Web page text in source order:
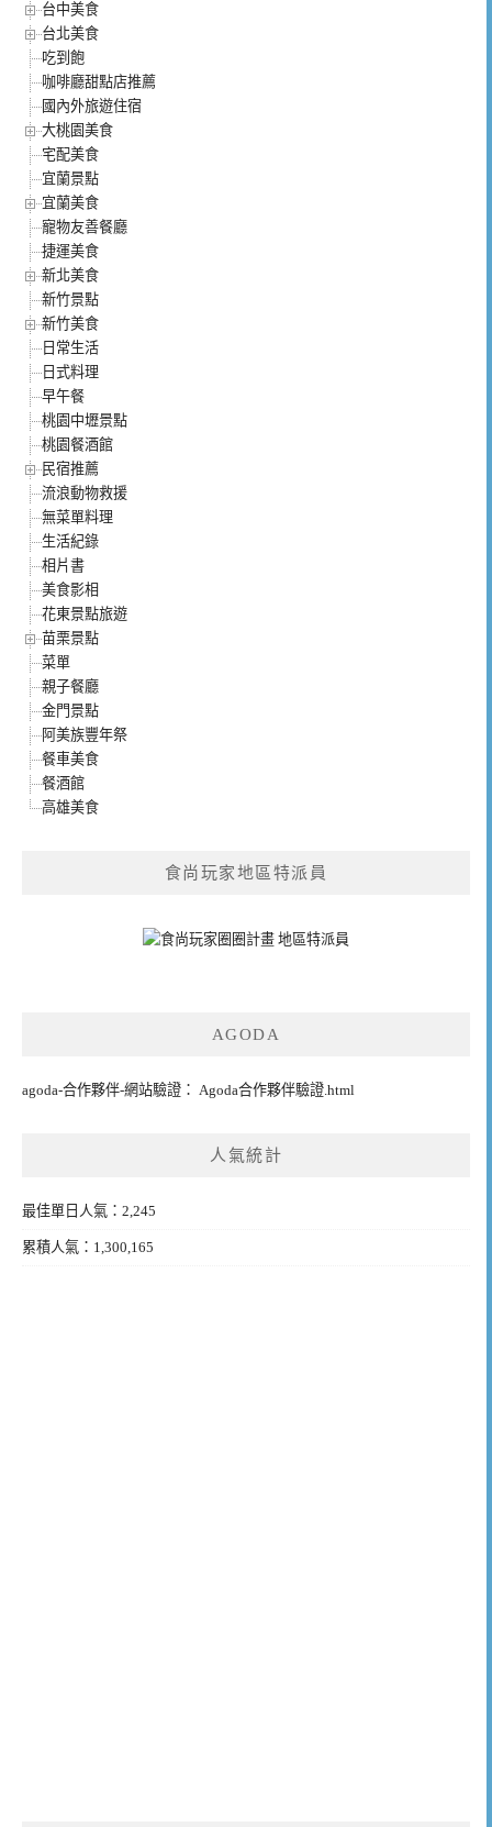
台中美食
台北美食
吃到飽
咖啡廳甜點店推薦
國內外旅遊住宿
大桃園美食
宅配美食
宜蘭景點
宜蘭美食
寵物友善餐廳
捷運美食
新北美食
新竹景點
新竹美食
日常生活
日式料理
早午餐
桃園中壢景點
桃園餐酒館
民宿推薦
流浪動物救援
無菜單料理
生活紀錄
相片書
美食影相
花東景點旅遊
苗栗景點
菜單
親子餐廳
金門景點
阿美族豐年祭
餐車美食
餐酒館
高雄美食
食尚玩家地區特派員
AGODA
agoda-合作夥伴-網站驗證： Agoda合作夥伴驗證.html
人氣統計
最佳單日人氣：2,245
累積人氣：1,300,165